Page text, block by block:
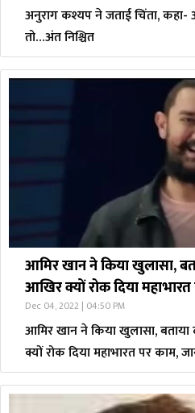
अनुराग कश्यप ने जताई चिंता,
तो…अंत निश्चित
आमिर खान ने किया खुलासा,
आखिर क्यों रोक दिया
Dec 04, 2022 | 04:50 PM
आमिर खान ने किया खुलासा,
क्यों रोक दिया महाभारत पर काम,